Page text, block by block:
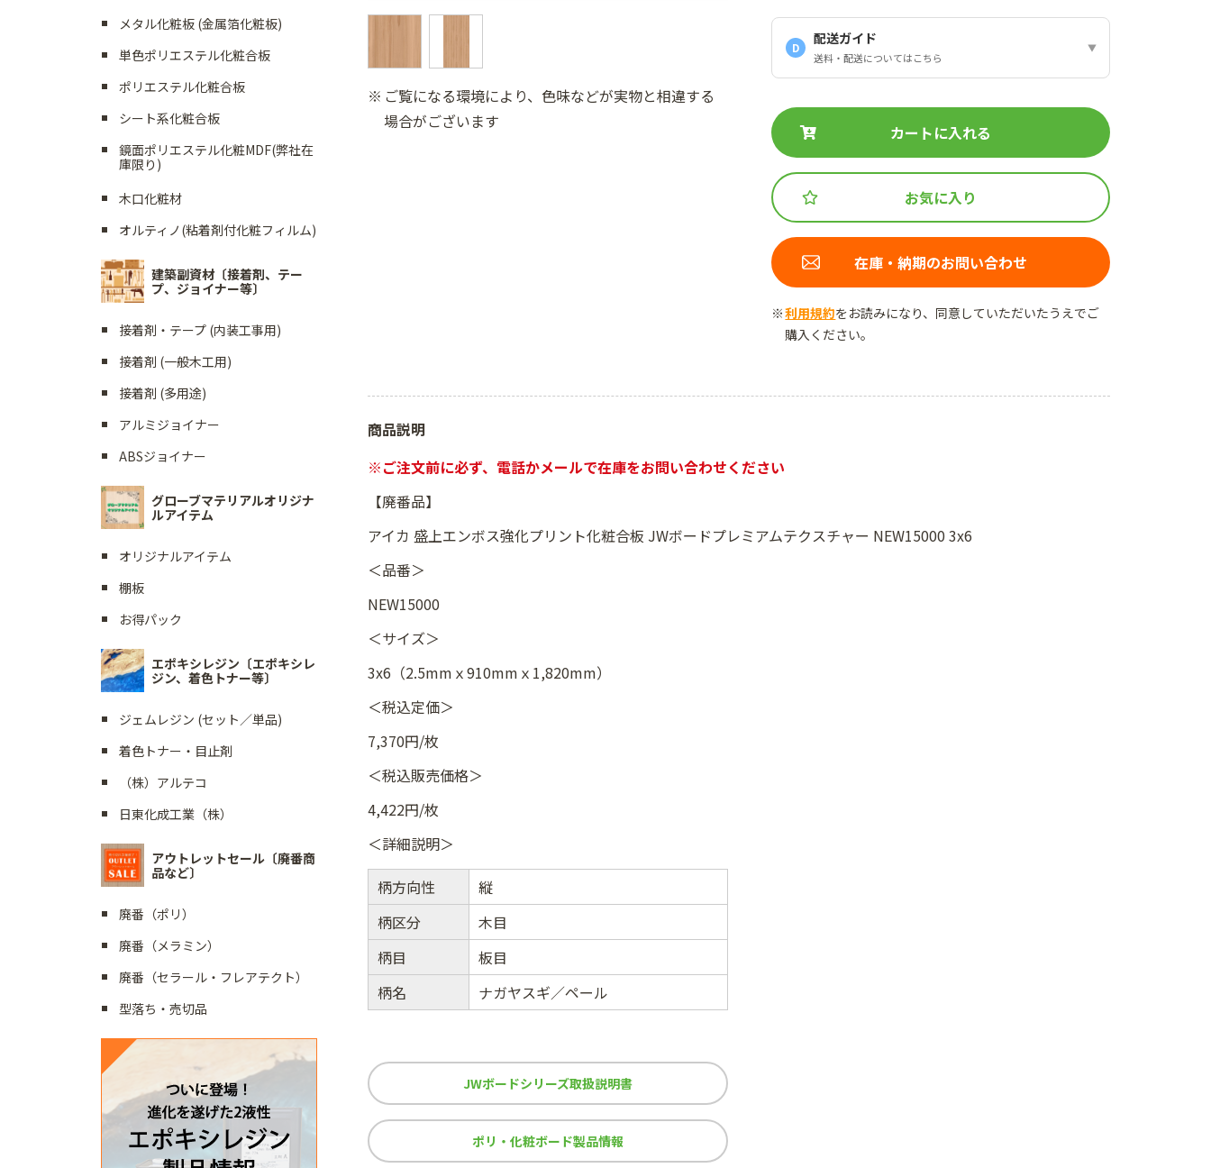
ご覧になる環境により、色味などが実物と相違する
場合がございます
D
配送ガイド
送料・配送についてはこちら
カートに入れる
お気に入り
在庫・納期のお問い合わせ
利用規約をお読みになり、同意していただいたうえでご
購入ください。
商品説明
※ご注文前に必ず、電話かメールで在庫をお問い合わせください
【廃番品】
アイカ 盛上エンボス強化プリント化粧合板 JWボードプレミアムテクスチャー NEW15000 3x6
＜品番＞
NEW15000
＜サイズ＞
3x6（2.5mmｘ910mmｘ1,820mm）
＜税込定価＞
7,370円/枚
＜税込販売価格＞
4,422円/枚
＜詳細説明＞
柄方向性
縦
柄区分
木目
柄目
板目
柄名
ナガヤスギ／ペール
JWボードシリーズ取扱説明書
ポリ・化粧ボード製品情報
メタル化粧板 (金属箔化粧板)
単色ポリエステル化粧合板
ポリエステル化粧合板
シート系化粧合板
鏡面ポリエステル化粧MDF(弊社在
庫限り)
木口化粧材
オルティノ(粘着剤付化粧フィルム)
建築副資材〔接着剤、テー
プ、ジョイナー等〕
接着剤・テープ (内装工事用)
接着剤 (一般木工用)
接着剤 (多用途)
アルミジョイナー
ABSジョイナー
グローブマテリアルオリジナ
ルアイテム
オリジナルアイテム
棚板
お得パック
エポキシレジン〔エポキシレ
ジン、着色トナー等〕
ジェムレジン (セット／単品)
着色トナー・目止剤
（株）アルテコ
日東化成工業（株）
アウトレットセール〔廃番商
品など〕
廃番（ポリ）
廃番（メラミン）
廃番（セラール・フレアテクト）
型落ち・売切品